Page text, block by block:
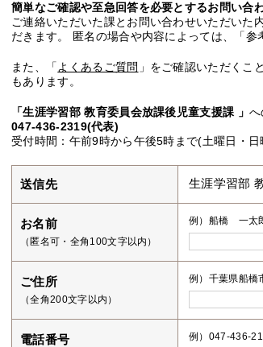
簡単なご確認や至急回答を必要とするお問い合
ご連絡いただいた課とお問い合わせいただいた
だきます。 匿名の場合や内容によっては、「参
また、「 よくあるご質問 」をご確認いただくこ
もあります。
「生涯学習部 教育委員会放課後児童支援課 」へ
047-436-2319(代表)
受付時間：午前9時から午後5時まで(土曜日・
送信先 生涯学習部
お名前
（匿名可・全角100文字以内）
例）船橋 一太
ご住所
（全角200文字以内）
例）千葉県船橋
電話番号 例）047-436-